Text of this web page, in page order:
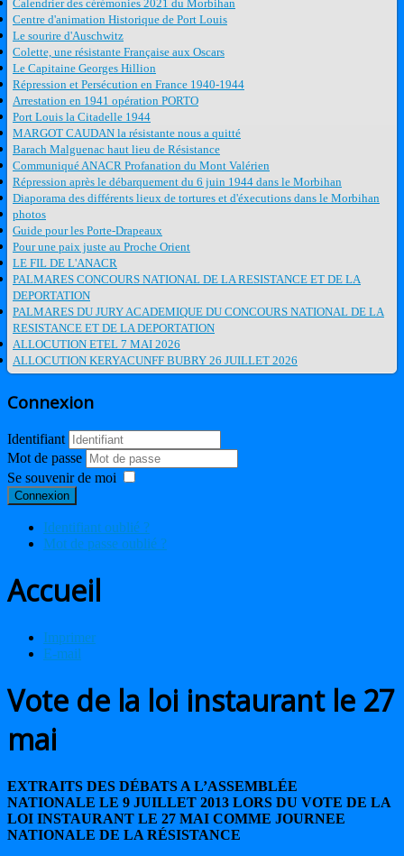
Calendrier des cérémonies 2021 du Morbihan
Centre d'animation Historique de Port Louis
Le sourire d'Auschwitz
Colette, une résistante Française aux Oscars
Le Capitaine Georges Hillion
Répression et Persécution en France 1940-1944
Arrestation en 1941 opération PORTO
Port Louis la Citadelle 1944
MARGOT CAUDAN la résistante nous a quitté
Barach Malguenac haut lieu de Résistance
Communiqué ANACR Profanation du Mont Valérien
Répression après le débarquement du 6 juin 1944 dans le Morbihan
Diaporama des différents lieux de tortures et d'éxecutions dans le Morbihan
photos
Guide pour les Porte-Drapeaux
Pour une paix juste au Proche Orient
LE FIL DE L'ANACR
PALMARES CONCOURS NATIONAL DE LA RESISTANCE ET DE LA
DEPORTATION
PALMARES DU JURY ACADEMIQUE DU CONCOURS NATIONAL DE LA
RESISTANCE ET DE LA DEPORTATION
ALLOCUTION ETEL 7 MAI 2026
ALLOCUTION KERYACUNFF BUBRY 26 JUILLET 2026
Connexion
Identifiant
Mot de passe
Se souvenir de moi
Connexion
Identifiant oublié ?
Mot de passe oublié ?
Accueil
Imprimer
E-mail
Vote de la loi instaurant le 27
mai
EXTRAITS DES DÉBATS A L’ASSEMBLÉE
NATIONALE LE 9 JUILLET 2013 LORS DU VOTE DE LA
LOI INSTAURANT LE 27 MAI COMME JOURNEE
NATIONALE DE LA RÉSISTANCE